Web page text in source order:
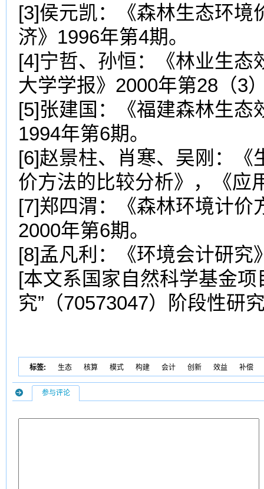
[3]侯元凯：《森林生态环境
济》1996年第4期。
[4]宁哲、孙恒：《林业生态
大学学报》2000年第28（3
[5]张建国：《福建森林生态
1994年第6期。
[6]赵景柱、肖寒、吴刚：《
价方法的比较分析》，《应
[7]郑四渭：《森林环境计价
2000年第6期。
[8]孟凡利：《环境会计研究
[本文系国家自然科学基金
究”（70573047）阶段性研
标签: 生态 核算 模式 构建 会计 创新 效益 补偿
参与评论